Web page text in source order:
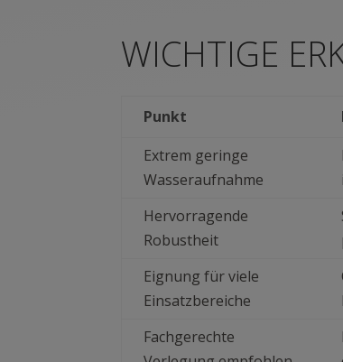
WICHTIGE
Punkt
Extrem geringe
Wasseraufnahme
Hervorragende
Robustheit
Eignung für viele
Einsatzbereiche
Fachgerechte